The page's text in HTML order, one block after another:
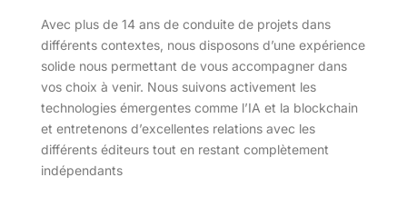
Avec plus de 14 ans de conduite de projets dans
différents contextes, nous disposons d’une expérience
solide nous permettant de vous accompagner dans
vos choix à venir. Nous suivons activement les
technologies émergentes comme l’IA et la blockchain
et entretenons d’excellentes relations avec les
différents éditeurs tout en restant complètement
indépendants